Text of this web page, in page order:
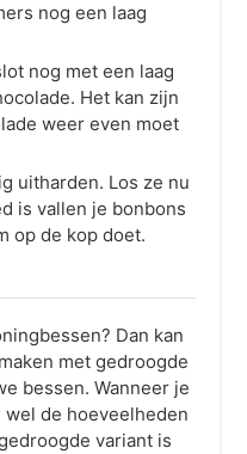
nog een laag
nog met een laag
Het kan zijn
weer even moet
uitharden. Los ze nu
is vallen je bonbons
op de kop doet.
Dan kan
met gedroogde
bessen. Wanneer je
de hoeveelheden
variant is